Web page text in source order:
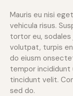
Mauris eu nisi
vehicula risus.
tortor eu,
volutpat, turpis
do eiusm
tempor incididunt
tincidunt velit.
sed do.